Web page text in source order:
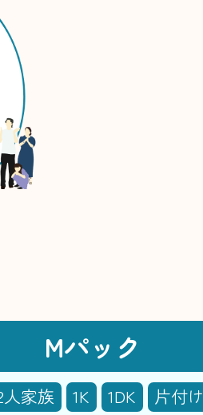
Mパック
人家族 1K 1DK
片付け